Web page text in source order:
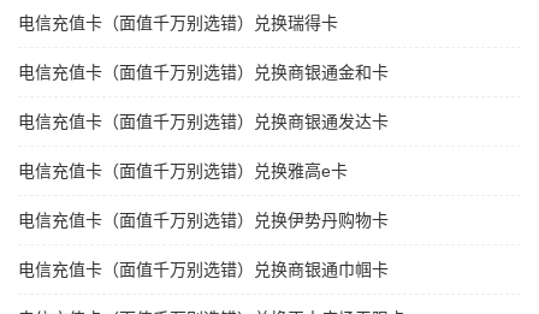
电信充值卡（面值千万别选错）兑换瑞得卡
电信充值卡（面值千万别选错）兑换商银通金和卡
电信充值卡（面值千万别选错）兑换商银通发达卡
电信充值卡（面值千万别选错）兑换雅高e卡
电信充值卡（面值千万别选错）兑换伊势丹购物卡
电信充值卡（面值千万别选错）兑换商银通巾帼卡